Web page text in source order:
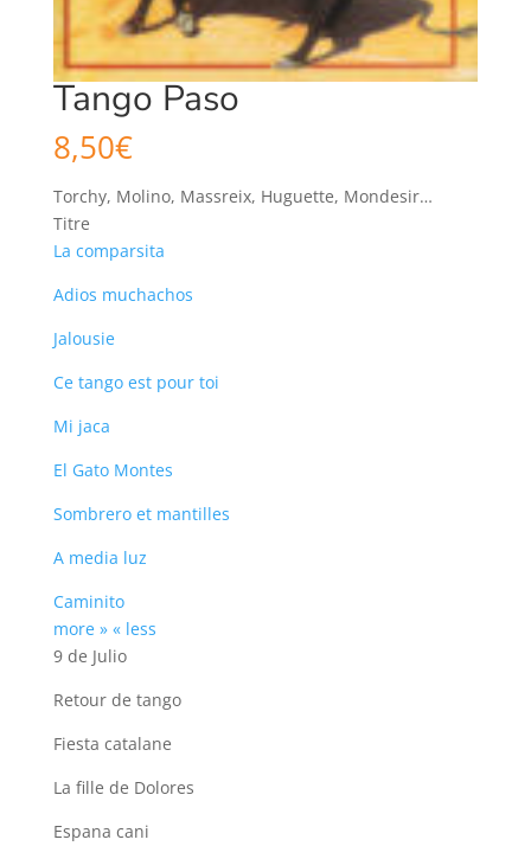
Tango Paso
8,50€
Torchy, Molino, Massreix, Huguette, Mondesir…
Titre
La comparsita
Adios muchachos
Jalousie
Ce tango est pour toi
Mi jaca
El Gato Montes
Sombrero et mantilles
A media luz
Caminito
more » « less
9 de Julio
Retour de tango
Fiesta catalane
La fille de Dolores
Espana cani